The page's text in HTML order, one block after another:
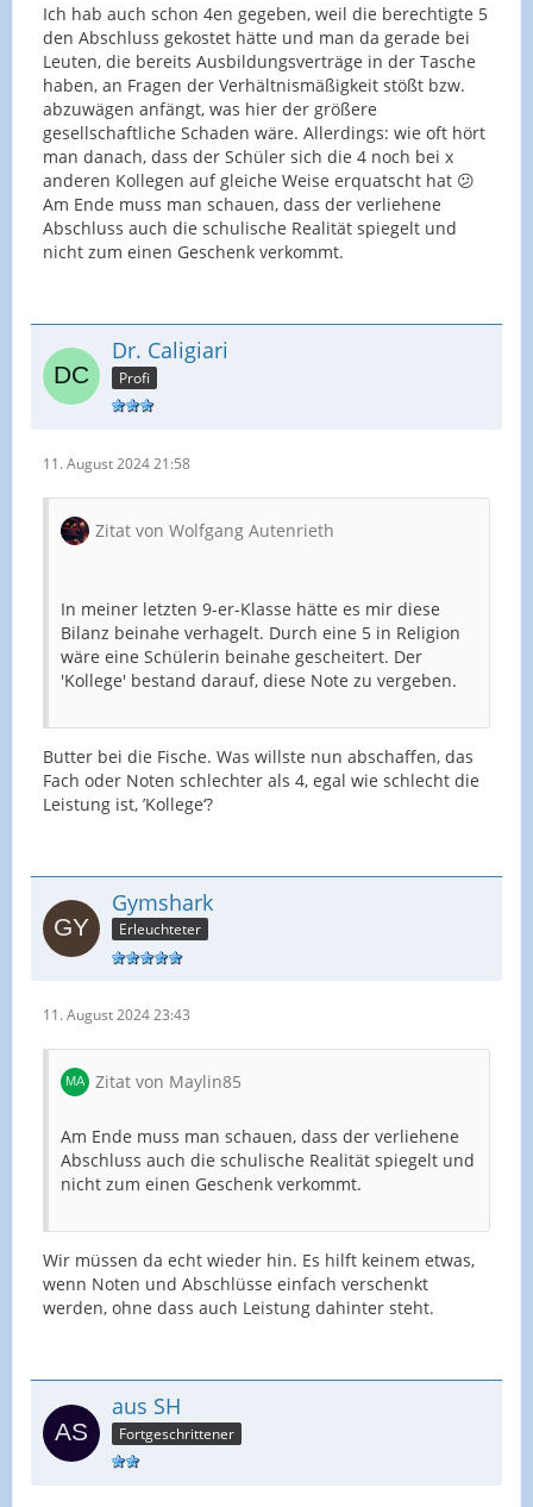
Ich hab auch schon 4en gegeben, weil die berechtigte 5
den Abschluss gekostet hätte und man da gerade bei
Leuten, die bereits Ausbildungsverträge in der Tasche
haben, an Fragen der Verhältnismäßigkeit stößt bzw.
abzuwägen anfängt, was hier der größere
gesellschaftliche Schaden wäre. Allerdings: wie oft hört
man danach, dass der Schüler sich die 4 noch bei x
anderen Kollegen auf gleiche Weise erquatscht hat 😕
Am Ende muss man schauen, dass der verliehene
Abschluss auch die schulische Realität spiegelt und
nicht zum einen Geschenk verkommt.
Dr. Caligiari
Profi
11. August 2024 21:58
Zitat von Wolfgang Autenrieth
In meiner letzten 9-er-Klasse hätte es mir diese
Bilanz beinahe verhagelt. Durch eine 5 in Religion
wäre eine Schülerin beinahe gescheitert. Der
'Kollege' bestand darauf, diese Note zu vergeben.
Butter bei die Fische. Was willste nun abschaffen, das
Fach oder Noten schlechter als 4, egal wie schlecht die
Leistung ist, ’Kollege‘?
Gymshark
Erleuchteter
11. August 2024 23:43
Zitat von Maylin85
Am Ende muss man schauen, dass der verliehene
Abschluss auch die schulische Realität spiegelt und
nicht zum einen Geschenk verkommt.
Wir müssen da echt wieder hin. Es hilft keinem etwas,
wenn Noten und Abschlüsse einfach verschenkt
werden, ohne dass auch Leistung dahinter steht.
aus SH
Fortgeschrittener